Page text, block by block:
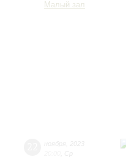
Малый зал